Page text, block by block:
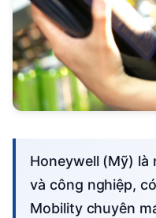
Honeywell (Mỹ) là nhà sản xuất quốc phòng
và công nghiệp,
Mobility chuyên